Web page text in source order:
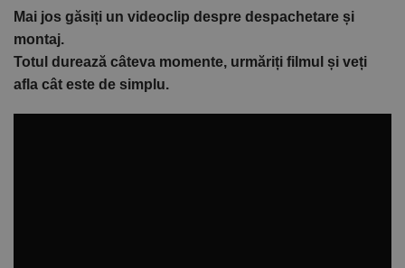
Mai jos găsiți un videoclip despre despachetare și
montaj.
Totul durează câteva momente, urmăriți filmul și veți
afla cât este de simplu.